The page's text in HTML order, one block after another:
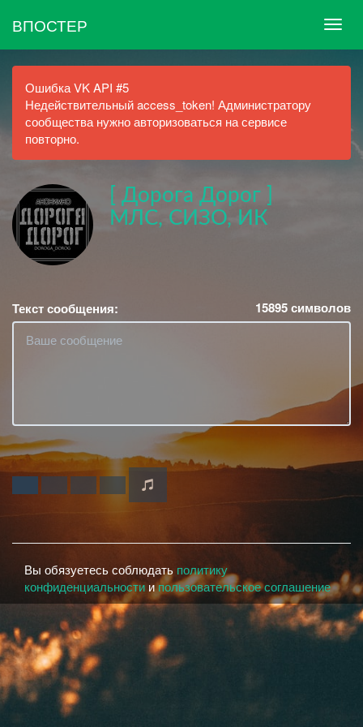
ВПОСТЕР
Ошибка VK API #5
Недействительный access_token! Администратору
сообщества нужно авторизоваться на сервисе
повторно.
[ Дорога Дорог ]
МЛС, СИЗО, ИК
Текст сообщения: 15895символов
Вы обязуетесь соблюдать политику
конфиденциальностиипользовательское соглашение